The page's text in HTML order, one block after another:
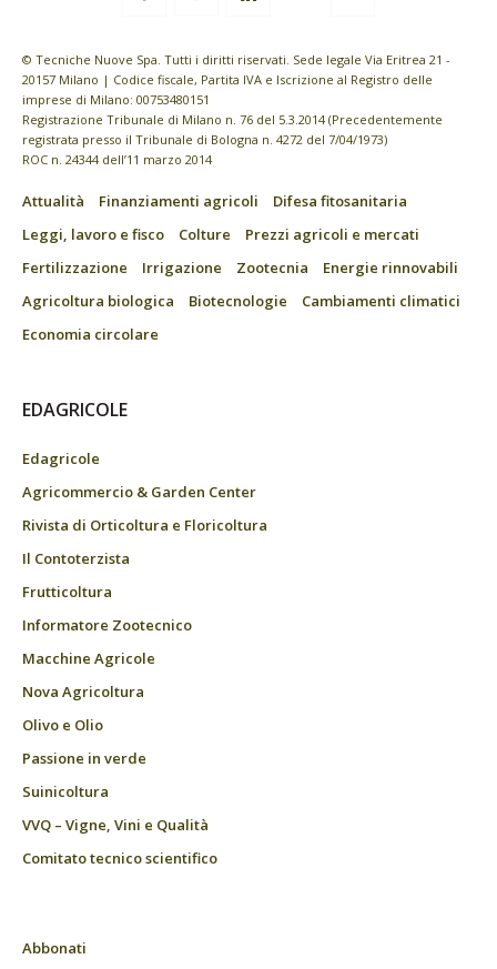
© Tecniche Nuove Spa. Tutti i diritti riservati. Sede legale Via Eritrea 21 -
20157 Milano | Codice fiscale, Partita IVA e Iscrizione al Registro delle
imprese di Milano: 00753480151
Registrazione Tribunale di Milano n. 76 del 5.3.2014 (Precedentemente
registrata presso il Tribunale di Bologna n. 4272 del 7/04/1973)
ROC n. 24344 dell’11 marzo 2014
Attualità Finanziamenti agricoli
Difesa fitosanitaria
Leggi, lavoro e fisco
Colture
Prezzi agricoli e mercati
Fertilizzazione
Irrigazione Zootecnia
Energie rinnovabili
Agricoltura biologica
Biotecnologie
Cambiamenti climatici
Economia circolare
EDAGRICOLE
Edagricole
Agricommercio & Garden Center
Rivista di Orticoltura e Floricoltura
Il Contoterzista
Frutticoltura
Informatore Zootecnico
Macchine Agricole
Nova Agricoltura
Olivo e Olio
Passione in verde
Suinicoltura
VVQ – Vigne, Vini e Qualità
Comitato tecnico scientifico
Abbonati